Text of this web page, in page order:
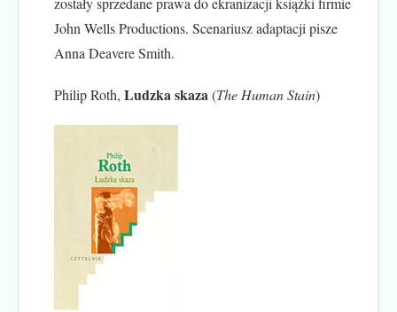
John Wells Productions. Scenariusz adaptacji pisze
Anna Deavere Smith.
Philip Roth, Ludzka skaza(The Human Stain)